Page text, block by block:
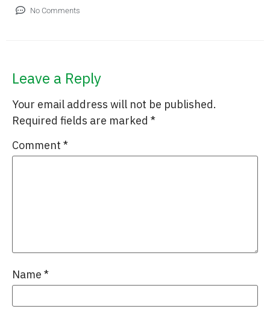
No Comments
Leave a Reply
Your email address will not be published.
Required fields are marked *
Comment *
Name *